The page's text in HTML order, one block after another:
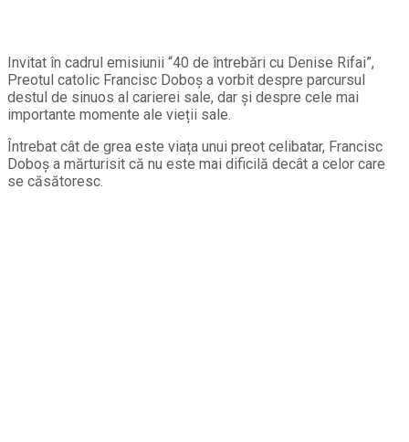
Invitat în cadrul emisiunii “40 de întrebări cu Denise Rifai”,
Preotul catolic Francisc Doboș a vorbit despre parcursul
destul de sinuos al carierei sale, dar și despre cele mai
importante momente ale vieții sale.
Întrebat cât de grea este viața unui preot celibatar, Francisc
Doboș a mărturisit că nu este mai dificilă decât a celor care
se căsătoresc.